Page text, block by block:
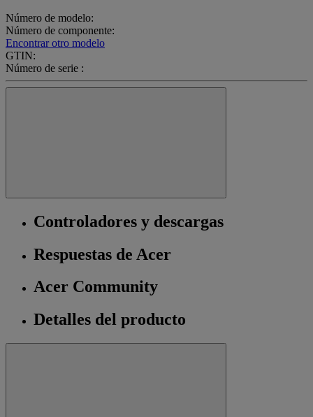
Número de modelo:
Número de componente:
Encontrar otro modelo
GTIN:
Número de serie :
Controladores y descargas
Respuestas de Acer
Acer Community
Detalles del producto